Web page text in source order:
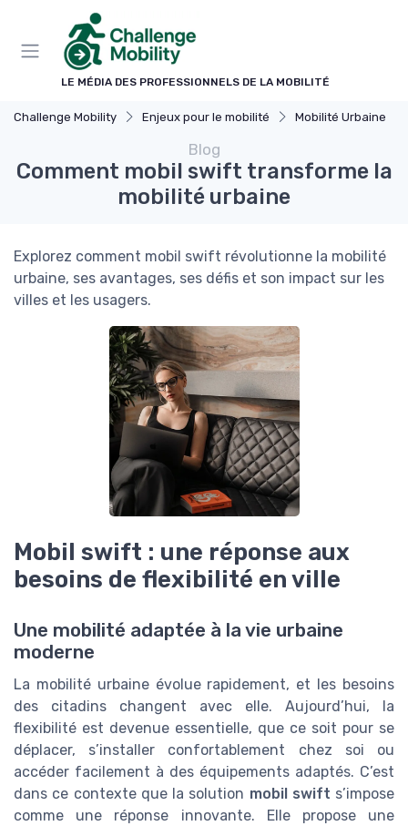
LE MÉDIA DES PROFESSIONNELS DE LA MOBILITÉ
Challenge Mobility Enjeux pour le mobilité Mobilité Urbaine
Blog
Comment mobil swift transforme la
mobilité urbaine
Explorez comment mobil swift révolutionne la mobilité
urbaine, ses avantages, ses défis et son impact sur les
villes et les usagers.
Mobil swift : une réponse aux
besoins de flexibilité en ville
Une mobilité adaptée à la vie urbaine
moderne
La mobilité urbaine évolue rapidement, et les besoins
des citadins changent avec elle. Aujourd’hui, la
flexibilité est devenue essentielle, que ce soit pour se
déplacer, s’installer confortablement chez soi ou
accéder facilement à des équipements adaptés. C’est
dans ce contexte que la solution mobil swift s’impose
comme une réponse innovante. Elle propose une
Panneau de gestion des cookies